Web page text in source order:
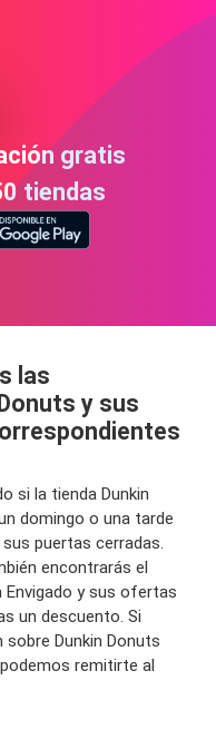
gratis
tiendas
las
y sus
si la tienda Dunkin
domingo o una tarde
puertas cerradas.
encontrarás el
y sus ofertas
un descuento. Si
Dunkin Donuts
remitirte al